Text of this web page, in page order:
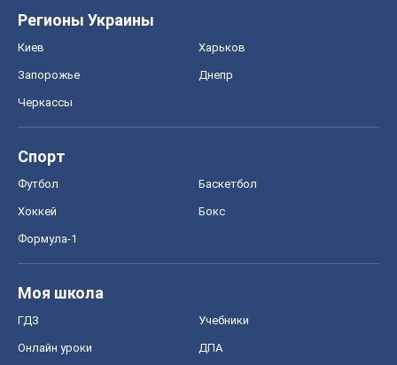
Регионы Украины
Киев Харьков
Запорожье Днепр
Черкассы
Спорт
Футбол Баскетбол
Хоккей Бокс
Формула-1
Моя школа
ГДЗ Учебники
Онлайн уроки ДПА